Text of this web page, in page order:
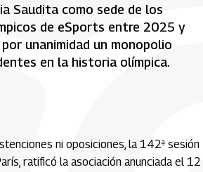
Saudita como sede de los
de eSports entre 2025 y
unanimidad un monopolio
en la historia olímpica.
ni oposiciones, la 142ª sesión
ratificó la asociación anunciada el 12